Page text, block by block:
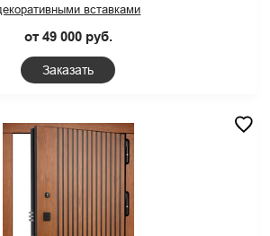
вставками
от 49 000 руб.
Заказать